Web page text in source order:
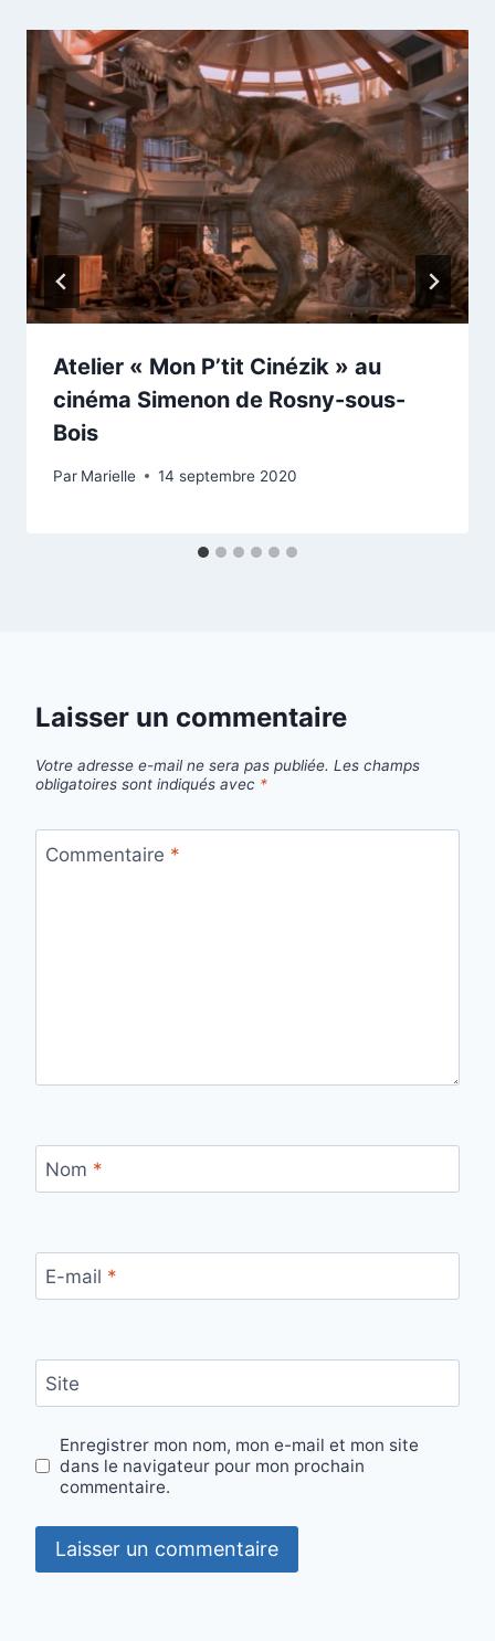
Atelier « Mon P’tit Cinézik » au
cinéma Simenon de Rosny-sous-
Bois
Par Marielle 14 septembre 2020
Laisser un commentaire
Votre adresse e-mail ne sera pas publiée. Les champs
obligatoires sont indiqués avec *
Commentaire *
Nom *
E-mail *
Site
Enregistrer mon nom, mon e-mail et mon site
dans le navigateur pour mon prochain
commentaire.